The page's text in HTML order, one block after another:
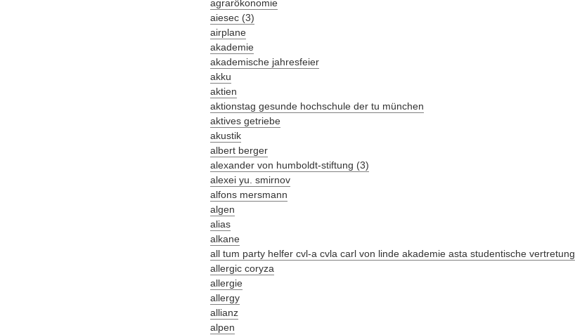
agrarökonomie
aiesec (3)
airplane
akademie
akademische jahresfeier
akku
aktien
aktionstag gesunde hochschule der tu münchen
aktives getriebe
akustik
albert berger
alexander von humboldt-stiftung (3)
alexei yu. smirnov
alfons mersmann
algen
alias
alkane
all tum party helfer cvl-a cvla carl von linde akademie asta studentische vertretung
allergic coryza
allergie
allergy
allianz
alpen